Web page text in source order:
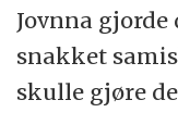
Jovnna
snakket
skulle gjøre